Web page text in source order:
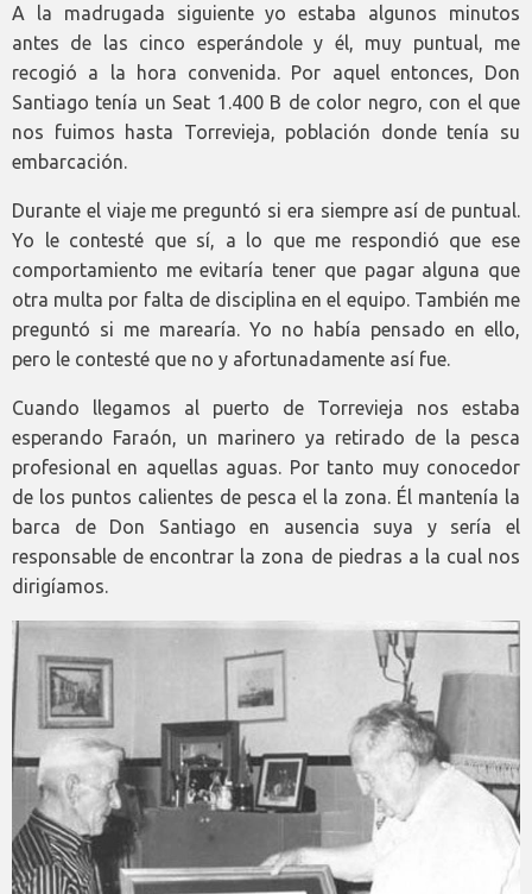
A la madrugada siguiente yo estaba algunos minutos
antes de las cinco esperándole y él, muy puntual, me
recogió a la hora convenida. Por aquel entonces, Don
Santiago tenía un Seat 1.400 B de color negro, con el que
nos fuimos hasta Torrevieja, población donde tenía su
embarcación.
Durante el viaje me preguntó si era siempre así de puntual.
Yo le contesté que sí, a lo que me respondió que ese
comportamiento me evitaría tener que pagar alguna que
otra multa por falta de disciplina en el equipo. También me
preguntó si me marearía. Yo no había pensado en ello,
pero le contesté que no y afortunadamente así fue.
Cuando llegamos al puerto de Torrevieja nos estaba
esperando Faraón, un marinero ya retirado de la pesca
profesional en aquellas aguas. Por tanto muy conocedor
de los puntos calientes de pesca el la zona. Él mantenía la
barca de Don Santiago en ausencia suya y sería el
responsable de encontrar la zona de piedras a la cual nos
dirigíamos.